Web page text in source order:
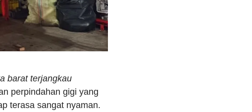
barat terjangkau
perpindahan gigi yang
terasa sangat nyaman.